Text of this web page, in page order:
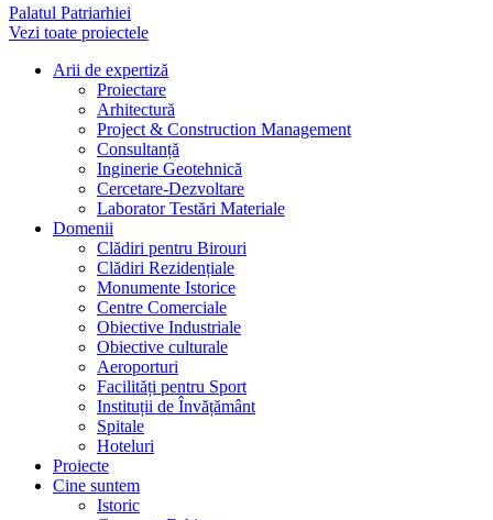
Palatul Patriarhiei
Vezi toate proiectele
Arii de expertiză
Proiectare
Arhitectură
Project & Construction Management
Consultanță
Inginerie Geotehnică
Cercetare-Dezvoltare
Laborator Testări Materiale
Domenii
Clădiri pentru Birouri
Clădiri Rezidențiale
Monumente Istorice
Centre Comerciale
Obiective Industriale
Obiective culturale
Aeroporturi
Facilități pentru Sport
Instituții de Învățământ
Spitale
Hoteluri
Proiecte
Cine suntem
Istoric